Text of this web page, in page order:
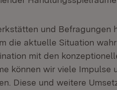
und
die aktuelle Situation
mit den
können wir viele
Diese und weitere